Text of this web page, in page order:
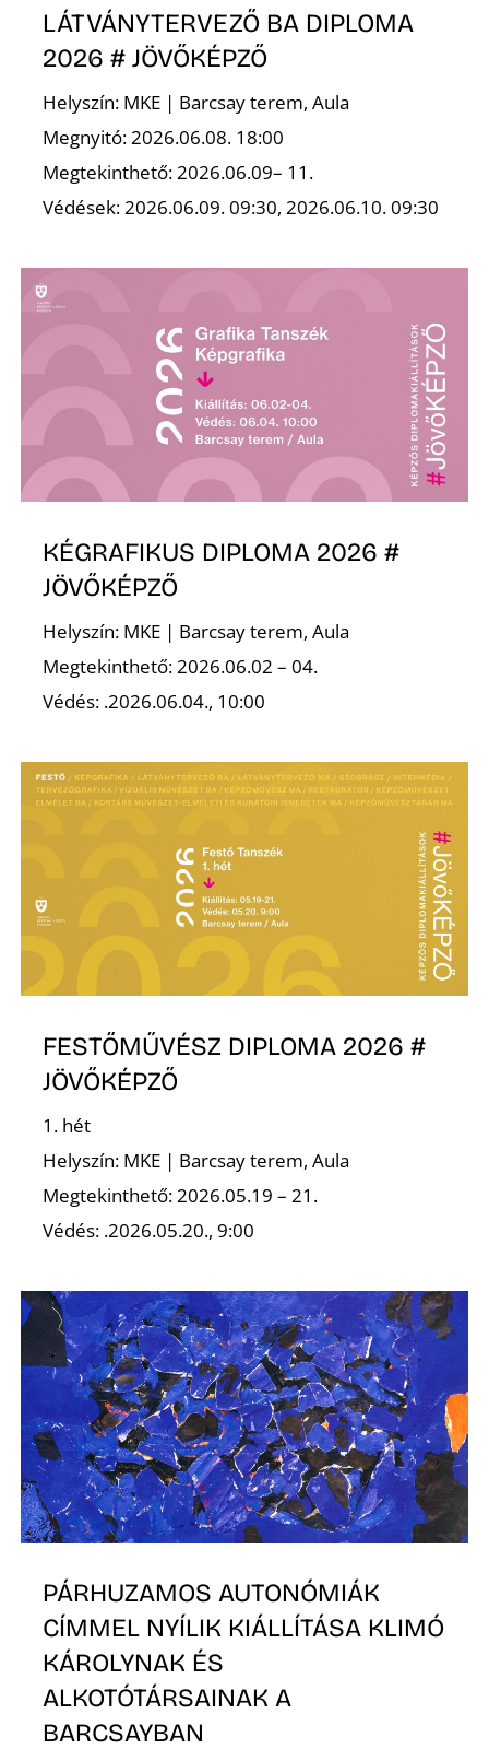
LÁTVÁNYTERVEZŐ BA DIPLOMA
2026 # JÖVŐKÉPZŐ
Helyszín: MKE | Barcsay terem, Aula
Megnyitó: 2026.06.08. 18:00
Megtekinthető: 2026.06.09– 11.
Védések: 2026.06.09. 09:30, 2026.06.10. 09:30
KÉGRAFIKUS DIPLOMA 2026 #
JÖVŐKÉPZŐ
Helyszín: MKE | Barcsay terem, Aula
Megtekinthető: 2026.06.02 – 04.
Védés: .2026.06.04., 10:00
FESTŐMŰVÉSZ DIPLOMA 2026 #
JÖVŐKÉPZŐ
1. hét
Helyszín: MKE | Barcsay terem, Aula
Megtekinthető: 2026.05.19 – 21.
Védés: .2026.05.20., 9:00
PÁRHUZAMOS AUTONÓMIÁK
CÍMMEL NYÍLIK KIÁLLÍTÁSA KLIMÓ
KÁROLYNAK ÉS
ALKOTÓTÁRSAINAK A
BARCSAYBAN